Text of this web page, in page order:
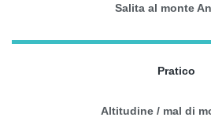
Salita al monte
Pratico
Altitudine / mal di